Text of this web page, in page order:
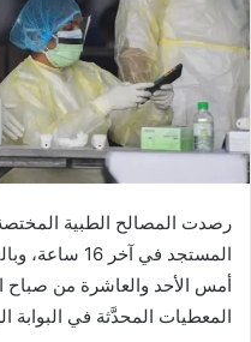
المستجد في
أمس الأحد والعاشرة من صباح
المعطيات المحدَّثة في البوابة